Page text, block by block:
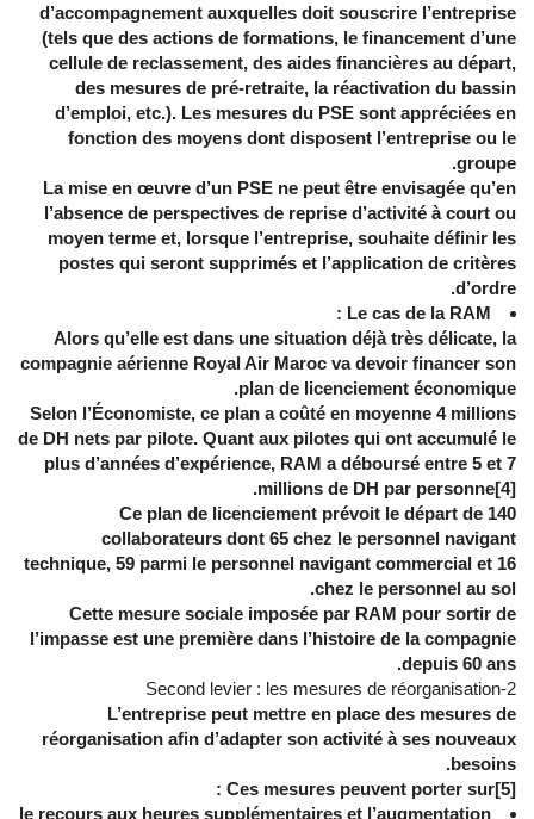
d’accompagnement auxquelles doit souscrire l’entreprise
(tels que des actions de formations, le financement d’une
cellule de reclassement, des aides financières au départ,
des mesures de pré-retraite, la réactivation du bassin
d’emploi, etc.). Les mesures du PSE sont appréciées en
fonction des moyens dont disposent l’entreprise ou le
groupe.
La mise en œuvre d’un PSE ne peut être envisagée qu’en
l’absence de perspectives de reprise d’activité à court ou
moyen terme et, lorsque l’entreprise, souhaite définir les
postes qui seront supprimés et l’application de critères
d’ordre.
Le cas de la RAM :
Alors qu’elle est dans une situation déjà très délicate, la
compagnie aérienne Royal Air Maroc va devoir financer son
plan de licenciement économique.
Selon l’Économiste, ce plan a coûté en moyenne 4 millions
de DH nets par pilote. Quant aux pilotes qui ont accumulé le
plus d’années d’expérience, RAM a déboursé entre 5 et 7
millions de DH par personne[4].
Ce plan de licenciement prévoit le départ de 140
collaborateurs dont 65 chez le personnel navigant
technique, 59 parmi le personnel navigant commercial et 16
chez le personnel au sol.
Cette mesure sociale imposée par RAM pour sortir de
l’impasse est une première dans l’histoire de la compagnie
depuis 60 ans.
2-Second levier : les mesures de réorganisation
L’entreprise peut mettre en place des mesures de
réorganisation afin d’adapter son activité à ses nouveaux
besoins.
Ces mesures peuvent porter sur[5] :
le recours aux heures supplémentaires et l’augmentation